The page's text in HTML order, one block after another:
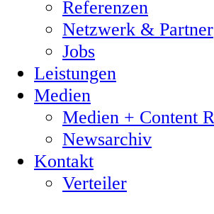
Referenzen
Netzwerk & Partner
Jobs
Leistungen
Medien
Medien + Content
Newsarchiv
Kontakt
Verteiler